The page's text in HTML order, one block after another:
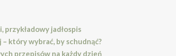
przykładowy jadłospis
który wybrać, by schudnąć?
przepisów na każdy dzień